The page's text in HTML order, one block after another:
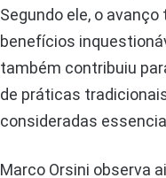
Segundo ele, o
benefícios
também contribuiu
de práticas
consideradas
Marco Orsini observa